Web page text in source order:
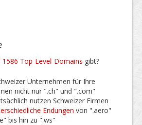
1586 Top-Level-Domains gibt?
Unternehmen für Ihre
nicht nur ".ch" und ".com"
nutzen Schweizer Firmen
Endungen von ".aero"
bis hin zu ".ws"